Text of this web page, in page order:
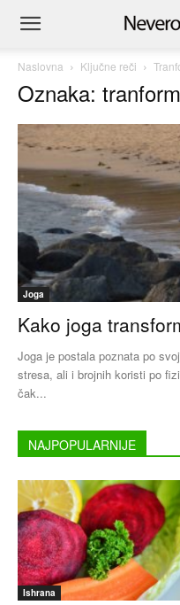
Naslovna Ključne reči
Oznaka:
Joga
Kako joga
Joga je postala poznata po
stresa, ali i brojnih koristi po
čak...
NAJPOPULARNIJE
Ishrana